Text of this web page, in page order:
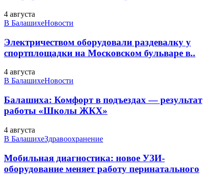
4 августа
В БалашихеНовости
Электричеством оборудовали раздевалку у
спортплощадки на Московском бульваре в..
4 августа
В БалашихеНовости
Балашиха: Комфорт в подъездах — результат
работы «Школы ЖКХ»
4 августа
В БалашихеЗдравоохранение
Мобильная диагностика: новое УЗИ-
оборудование меняет работу перинатального